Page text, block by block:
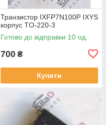
Транзистор IXFP7N100P IXYS
корпус TO-220-3
Готово до відправки 10 од.
700 ₴
Купити